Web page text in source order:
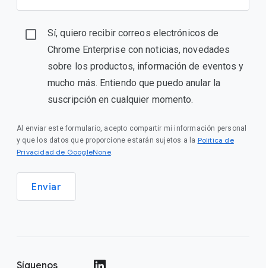
Sí, quiero recibir correos electrónicos de
Chrome Enterprise con noticias, novedades
sobre los productos, información de eventos y
mucho más. Entiendo que puedo anular la
suscripción en cualquier momento.
Al enviar este formulario, acepto compartir mi información personal
y que los datos que proporcione estarán sujetos a la Política de
Privacidad de GoogleNone.
Enviar
Síguenos